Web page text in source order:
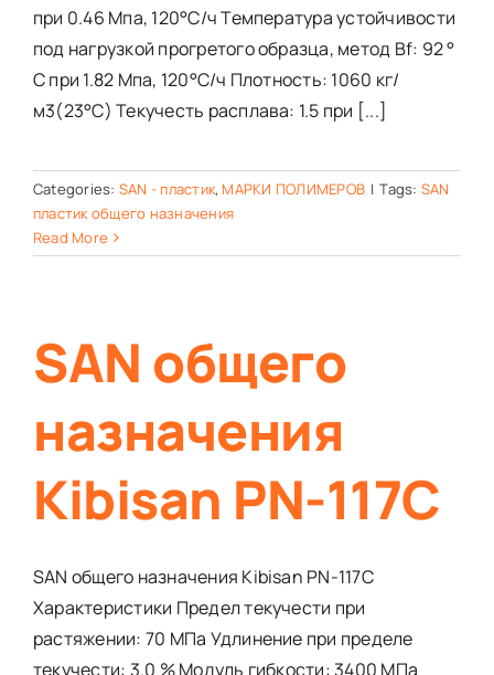
при 0.46 Мпа, 120°С/ч Температура устойчивости
под нагрузкой прогретого образца, метод Вf: 92 °
С при 1.82 Мпа, 120°С/ч Плотность: 1060 кг/
м3(23°C) Текучесть расплава: 1.5 при [...]
Categories: SAN - пластик, МАРКИ ПОЛИМЕРОВ | Tags: SAN
пластик общего назначения
Read More
SAN общего
назначения
Kibisan PN-117C
SAN общего назначения Kibisan PN-117C
Характеристики Предел текучести при
растяжении: 70 МПа Удлинение при пределе
текучести: 3.0 % Модуль гибкости: 3400 МПа